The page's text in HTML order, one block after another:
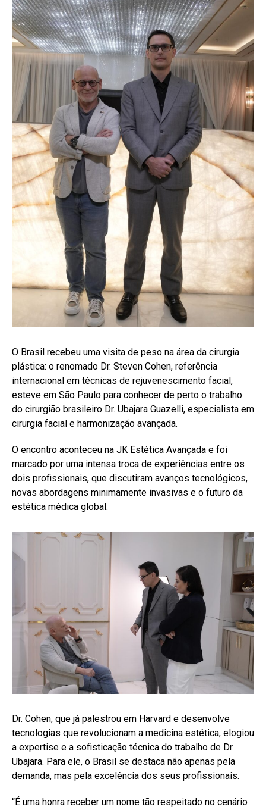
O Brasil recebeu uma visita de peso na área da cirurgia
plástica: o renomado Dr. Steven Cohen, referência
internacional em técnicas de rejuvenescimento facial,
esteve em São Paulo para conhecer de perto o trabalho
do cirurgião brasileiro Dr. Ubajara Guazelli, especialista em
cirurgia facial e harmonização avançada.
O encontro aconteceu na JK Estética Avançada e foi
marcado por uma intensa troca de experiências entre os
dois profissionais, que discutiram avanços tecnológicos,
novas abordagens minimamente invasivas e o futuro da
estética médica global.
Dr. Cohen, que já palestrou em Harvard e desenvolve
tecnologias que revolucionam a medicina estética, elogiou
a expertise e a sofisticação técnica do trabalho de Dr.
Ubajara. Para ele, o Brasil se destaca não apenas pela
demanda, mas pela excelência dos seus profissionais.
“É uma honra receber um nome tão respeitado no cenário